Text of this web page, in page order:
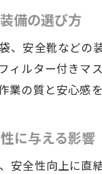
建
備の選び方
、安全靴などの
ィルター付きマ
業の質と安心感
に与える影響
安全性向上に直